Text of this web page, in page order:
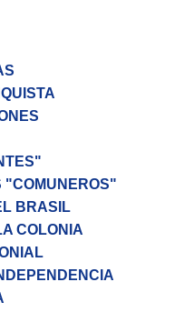
"COMUNEROS"
BRASIL
COLONIA